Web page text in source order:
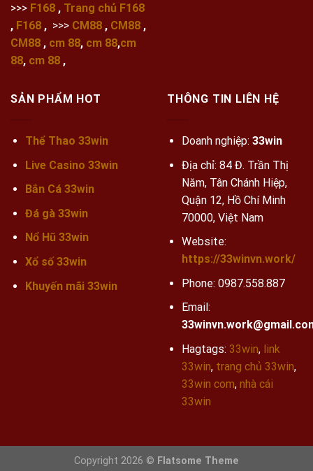
>>> F168 , Trang chủ F168
, F168 , >>> CM88 , CM88 ,
CM88 , cm 88, cm 88,cm
88, cm 88 ,
SẢN PHẨM HOT
Thể Thao 33win
Live Casino 33win
Bắn Cá 33win
Đá gà 33win
Nổ Hũ 33win
Xổ số 33win
Khuyến mãi33win
THÔNG TIN LIÊN HỆ
Doanh nghiệp: 33win
Địa chỉ: 84 Đ. Trần Thị
Năm, Tân Chánh Hiệp,
Quận 12, Hồ Chí Minh
70000, Việt Nam
Website:
https://33winvn.work/
Phone: 0987.558.887
Email:
Hagtags: 33win, link
33win, trang chủ 33win,
33win com, nhà cái
33win
Copyright 2026 © Flatsome Theme